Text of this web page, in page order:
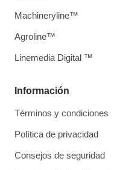
Información
Términos y condiciones
Política de privacidad
Consejos de seguridad
Machineryline™
Agroline™
Linemedia Digital ™